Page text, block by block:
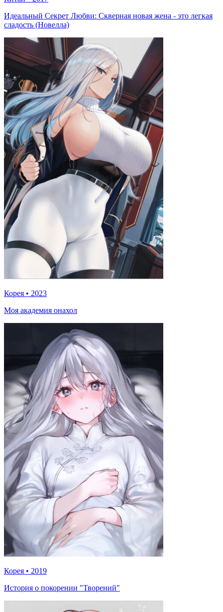
Идеальный Секрет Любви: Скверная новая жена - это легкая
сладость (Новелла)
Корея • 2023
Моя академия онахол
Корея • 2019
История о покорении "Творений"